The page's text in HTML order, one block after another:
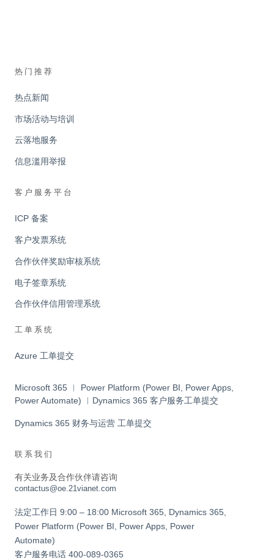
热门推荐
热点新闻
市场活动与培训
云落地服务
信息滥用举报
客户服务平台
ICP 备案
客户发票系统
合作伙伴奖励审核系统
电子签章系统
合作伙伴信用管理系统
工单系统
Azure 工单提交
Microsoft 365 ︱ Power Platform (Power BI, Power Apps,
Power Automate) ︱Dynamics 365 客户服务工单提交
Dynamics 365 财务与运营 工单提交
联系我们
有关业务及合作伙伴请咨询
contactus@oe.21vianet.com
法定工作日 9:00 – 18:00 Microsoft 365, Dynamics 365,
Power Platform (Power BI, Power Apps, Power
Automate)
客户服务电话 400-089-0365